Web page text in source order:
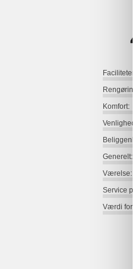
Faciliteter:
Rengøring:
Komfort:
Venlighed:
Generelt:
Værelse:
Service på
Værdi for